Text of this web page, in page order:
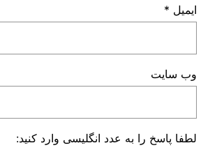
ایمیل *
وب‌ سایت
لطفا پاسخ را به عدد انگلیسی وارد کنید: